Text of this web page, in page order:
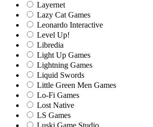
Layernet
Lazy Cat Games
Leonardo Interactive
Level Up!
Libredia
Light Up Games
Lightning Games
Liquid Swords
Little Green Men Games
Lo-Fi Games
Lost Native
LS Games